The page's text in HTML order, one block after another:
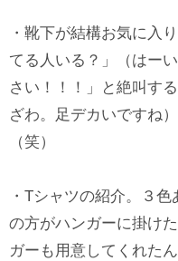
・靴下が結構お気に入
てる人いる？」（はー
さい！！！」と絶叫す
ざわ。足デカいですね
（笑）
・Tシャツの紹介。３
の方がハンガーに掛け
ガーも用意してくれたん